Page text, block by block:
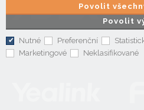
Povolit
Povolit
Nutné Preferenční
Marketingové
Neklasifikované